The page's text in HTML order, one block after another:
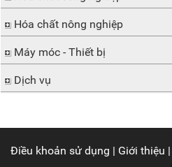
Hóa chất nông nghiệp
Máy móc - Thiết bị
Dịch vụ
Điều khoản sử dụng | Giới thiệu |